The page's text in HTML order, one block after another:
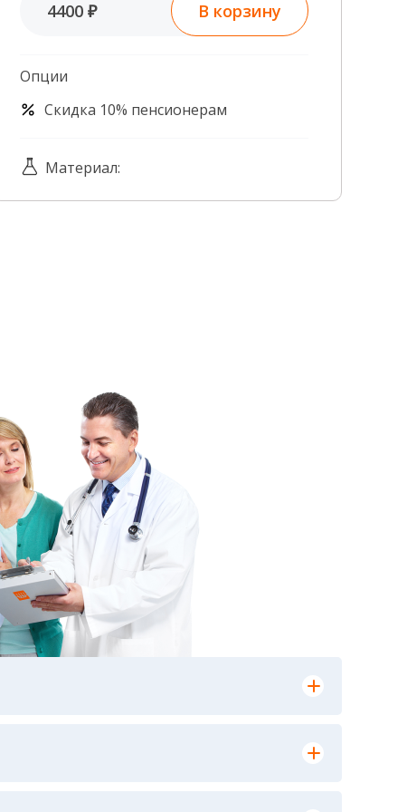
4400 ₽ В корзину
Опции
Скидка 10% пенсионерам
Материал:
лабораторных исследований и